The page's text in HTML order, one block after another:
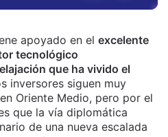
apoyado en el excelente
tecnológico
que ha vivido el
inversores siguen muy
Oriente Medio, pero por el
que la vía diplomática
de una nueva escalada